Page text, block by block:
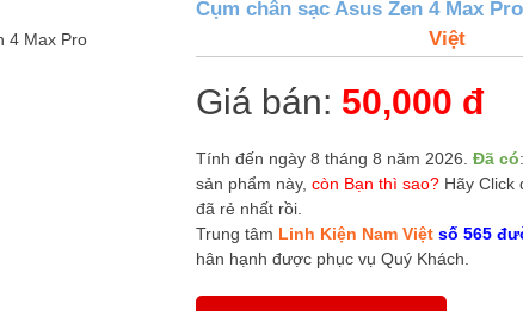
Cụm chân sạc Asus Zen 4 Max Pro
Việt
Giá bán: 50,000 đ
Tính đến ngày 8 tháng 8 năm 2026. Đã có
sản phẩm này, còn Bạn thì sao?Hãy Click
đã rẻ nhất rồi.
Trung tâm Linh Kiện Nam Việt số 565
hân hạnh được phục vụ Quý Khách.